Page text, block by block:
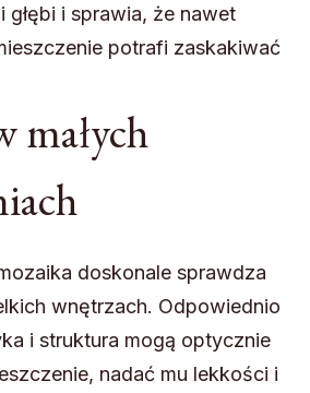
głębi i sprawia, że nawet
potrafi zaskakiwać
małych
doskonale sprawdza
wnętrzach. Odpowiednio
i struktura mogą optycznie
nadać mu lekkości i